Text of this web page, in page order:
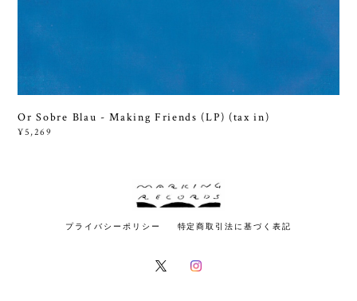
Or Sobre Blau - Making Friends (LP) (tax in)
¥5,269
プライバシーポリシー 特定商取引法に基づく表記